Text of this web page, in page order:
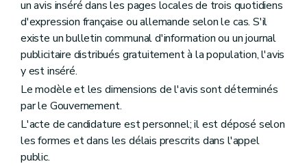
Art. 194
Art. 195
Section 3 Du classement
Art. 196
Art. 197
Art. 199
Art. 200
Art. 201
Art. 202
Art. 203
un avis inséré dans les pages locales de trois quotidiens
d'expression française ou allemande selon le cas. S'il
existe un bulletin communal d'information ou un journal
publicitaire distribués gratuitement à la population, l'avis
y est inséré.
Le modèle et les dimensions de l'avis sont déterminés
par le Gouvernement.
L'acte de candidature est personnel; il est déposé selon
les formes et dans les délais prescrits dans l'appel
public.